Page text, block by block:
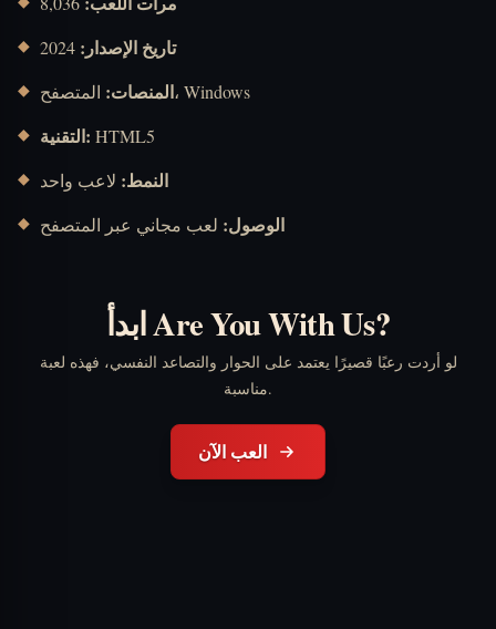
تاريخ الإصدار:
المنصات:المتصفح، Windows
التقنية: HTML5
النمط: لاعب واحد
الوصول: لعب مجاني عبر المتصفح
ابدأ Are You With Us?
لو أردت رعبًا قصيرًا يعتمد على الحوار والتصاعد النفسي، فهذه لعبة
مناسبة.
العب الآن